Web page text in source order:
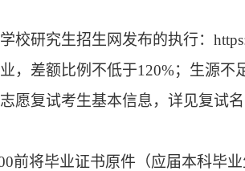
校研究生招生网发布的执行：
，差额比例不低于120%；生源不
愿复试考生基本信息，详见复试名
前将毕业证书原件（应届本科毕